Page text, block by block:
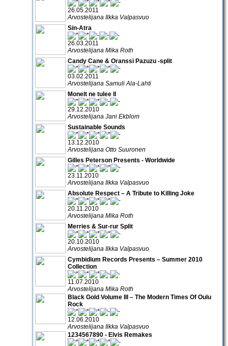
26.05.2011
Arvostelijana Ilkka Valpasvuo
Sin-Atra
26.03.2011
Arvostelijana Mika Roth
Candy Cane & Oranssi Pazuzu -split
03.02.2011
Arvostelijana Samuli Ala-Lahti
Monelt ne tulee II
29.12.2010
Arvostelijana Jani Ekblom
Sustainable Sounds
13.12.2010
Arvostelijana Otto Suuronen
Gilles Peterson Presents - Worldwide
23.11.2010
Arvostelijana Ilkka Valpasvuo
Absolute Respect – A Tribute to Killing Joke
20.11.2010
Arvostelijana Mika Roth
Merries & Sur-rur Split
20.10.2010
Arvostelijana Ilkka Valpasvuo
Cymbidium Records Presents – Summer 2010
Collection
11.07.2010
Arvostelijana Mika Roth
Black Gold Volume III – The Modern Times Of Oulu
Rock
12.06.2010
Arvostelijana Ilkka Valpasvuo
1234567890 - Elvis Remakes